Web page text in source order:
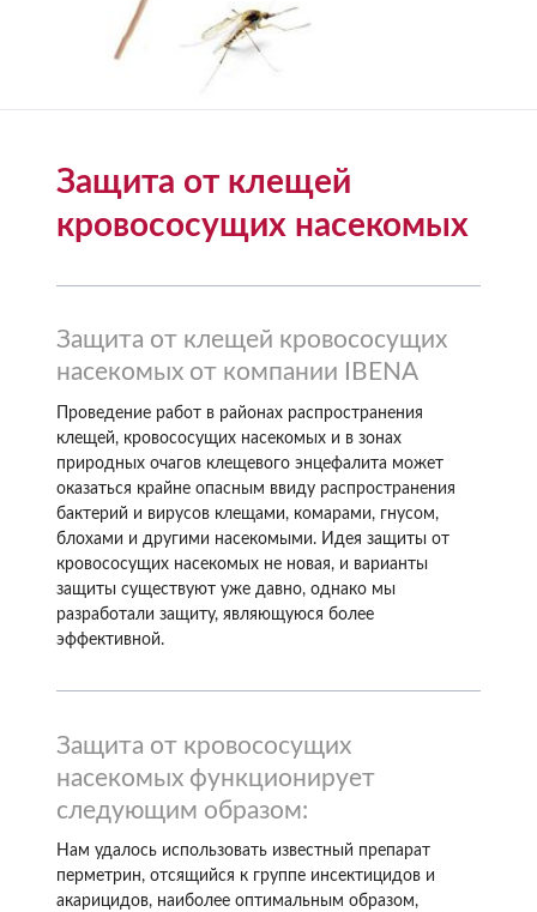
Защита от клещей
кровососущих насекомых
Защита от клещей кровососущих
насекомых от компании IBENA
Проведение работ в районах распространения
клещей, кровососущих насекомых и в зонах
природных очагов клещевого энцефалита может
оказаться крайне опасным ввиду распространения
бактерий и вирусов клещами, комарами, гнусом,
блохами и другими насекомыми. Идея защиты от
кровососущих насекомых не новая, и варианты
защиты существуют уже давно, однако мы
разработали защиту, являющуюся более
эффективной.
Защита от кровососущих
насекомых функционирует
следующим образом:
Нам удалось использовать известный препарат
перметрин, отсящийся к группе инсектицидов и
акарицидов, наиболее оптимальным образом,